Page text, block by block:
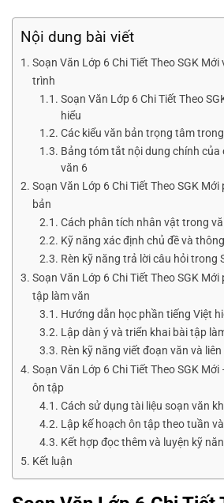
Nội dung bài viết
Soạn Văn Lớp 6 Chi Tiết Theo SGK
trình
Soạn Văn Lớp 6 Chi Tiết Theo
hiểu
Các kiểu văn bản trọng tâm
Bảng tóm tắt nội dung chính
văn 6
Soạn Văn Lớp 6 Chi Tiết Theo SGK
bản
Cách phân tích nhân vật trong
Kỹ năng xác định chủ đề và
Rèn kỹ năng trả lời câu hỏi trong
Soạn Văn Lớp 6 Chi Tiết Theo SGK
tập làm văn
Hướng dẫn học phần tiếng Việt
Lập dàn ý và triển khai bài tập
Rèn kỹ năng viết đoạn văn và
Soạn Văn Lớp 6 Chi Tiết Theo SGK
ôn tập
Cách sử dụng tài liệu soạn văn
Lập kế hoạch ôn tập theo tuần
Kết hợp đọc thêm và luyện kỹ
Kết luận